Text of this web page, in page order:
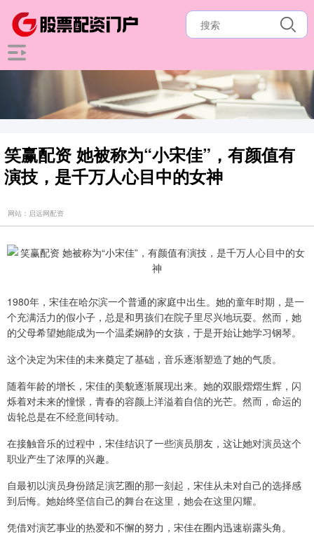
笑赢配资 她被称为“小宋佳”，有颜值有
演技，是千万人心目中的女神
网站：启远网配资
1980年，宋佳在哈尔滨一个普通的家庭中出生。她的童年时期，是一
个充满活力的假小子，总是和男孩们在院子里尽兴地玩耍。然而，她
的父母希望她能成为一个温柔娴静的女孩，于是开始让她学习钢琴。
这个决定为宋佳的未来奠定了基础，音乐逐渐塑造了她的气质。
随着年龄的增长，宋佳的美貌逐渐展现出来。她的双眼熠熠生辉，闪
烁着对未来的憧憬，青春的容颜上洋溢着自信的光芒。然而，命运的
齿轮总是在不经意间转动。
在接触音乐的过程中，宋佳结识了一些演员朋友，这让她对演员这个
职业产生了浓厚的兴趣。
自最初以演员身份踏足演艺圈的那一刻起，宋佳从未对自己的选择感
到后悔。她始终坚信自己的舞台在这里，她会在这里闪耀。
凭借对演艺事业的热爱和不懈的努力，宋佳在圈内迅速崭露头角。